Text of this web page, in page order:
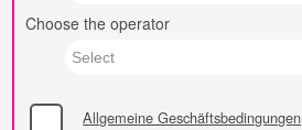
Choose the operator
Allgemeine Geschäftsbedingungen